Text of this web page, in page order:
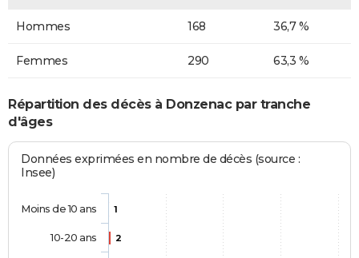
Hommes 168 36,7 %
Femmes 290 63,3 %
Répartition des décès à Donzenac par tranche
d'âges
Données exprimées en nombre de décès (source :
Insee)
1
2
Moins de 10 ans
10-20 ans